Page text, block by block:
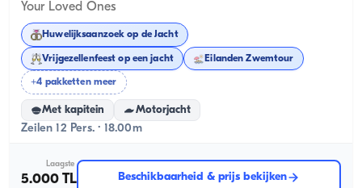
Your Loved Ones
Huwelijksaanzoek op de Jacht
Vrijgezellenfeest op een jacht Eilanden Zwemtour
+4 pakketten meer
Met kapitein Motorjacht
Zeilen 12 Pers. · 18.00m
Laagste
5.000 TL Beschikbaarheid & prijs bekijken